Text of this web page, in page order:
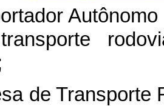
de Transporte